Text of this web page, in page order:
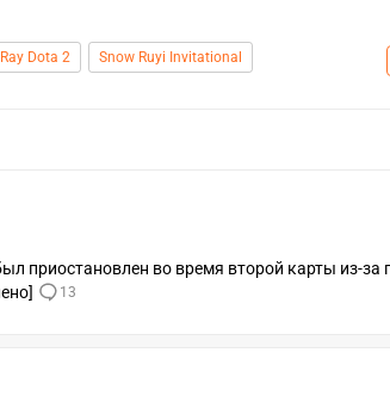
Dota 2 Snow Ruyi Invitational
приостановлен во время второй карты из-за
13